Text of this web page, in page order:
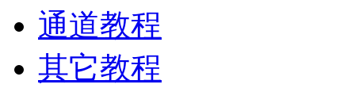
通道教程
其它教程